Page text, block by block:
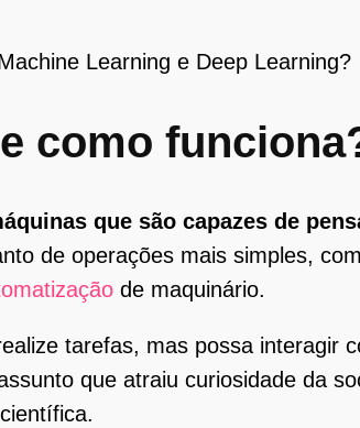
Learning e Deep Learning?
como
que são capazes de
de operações mais simples,
de maquinário.
tarefas, mas possa interagir
que atraiu curiosidade da